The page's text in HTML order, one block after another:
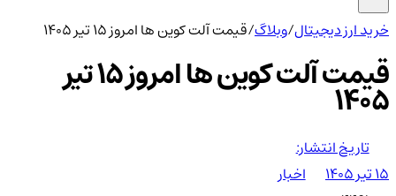
خرید ارز دیجیتال/وبلاگ/قیمت آلت کوین ها امروز ۱۵ تیر ۱۴۰۵
قیمت آلت کوین ها امروز ۱۵ تیر
۱۴۰۵
تاریخ انتشار:
۱۵ تیر ۱۴۰۵
اخبار